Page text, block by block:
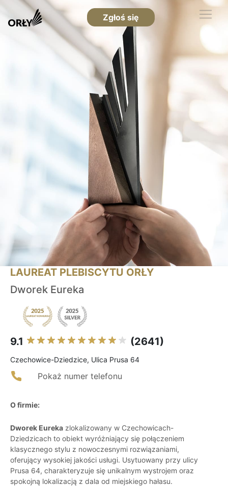
Zgłoś się
LAUREAT PLEBISCYTU ORŁY
Dworek Eureka
9.1 (2641)
Czechowice-Dziedzice, Ulica Prusa 64
Pokaż numer telefonu
O firmie:
Dworek Eureka zlokalizowany w Czechowicach-
Dziedzicach to obiekt wyróżniający się połączeniem
klasycznego stylu z nowoczesnymi rozwiązaniami,
oferujący wysokiej jakości usługi. Usytuowany przy ulicy
Prusa 64, charakteryzuje się unikalnym wystrojem oraz
spokojną lokalizacją z dala od miejskiego hałasu.